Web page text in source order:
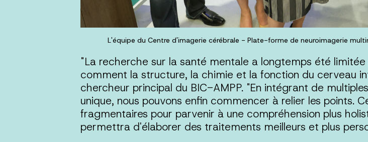
L'équipe du Centre d'imagerie cérébrale - Plate-forme de neuroimagerie
"La recherche sur la santé mentale a longtemps été
comment la structure, la chimie et la fonction du cerveau
chercheur principal du BIC-AMPP. "En intégrant de
unique, nous pouvons enfin commencer à relier les points.
fragmentaires pour parvenir à une compréhension plus
permettra d'élaborer des traitements meilleurs et plus